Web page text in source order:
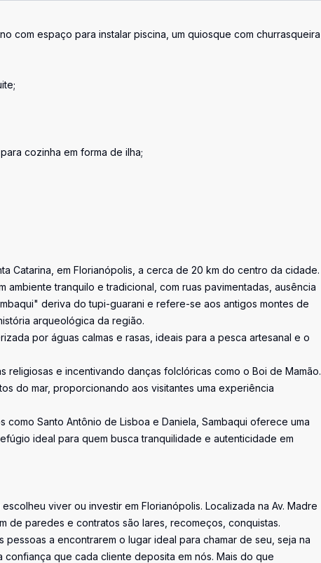
com espaço para instalar piscina, um quiosque com churrasqueira
cozinha em forma de ilha;
Catarina, em Florianópolis, a cerca de 20 km do centro da cidade.
tranquilo e tradicional, com ruas pavimentadas, ausência
deriva do tupi-guarani e refere-se aos antigos montes de
arqueológica da região.
por águas calmas e rasas, ideais para a pesca artesanal e o
e incentivando danças folclóricas como o Boi de Mamão.
do mar, proporcionando aos visitantes uma experiência
Santo Antônio de Lisboa e Daniela, Sambaqui oferece uma
ideal para quem busca tranquilidade e autenticidade em
viver ou investir em Florianópolis. Localizada na Av. Madre
de paredes e contratos são lares, recomeços, conquistas.
a encontrarem o lugar ideal para chamar de seu, seja na
que cada cliente deposita em nós. Mais do que